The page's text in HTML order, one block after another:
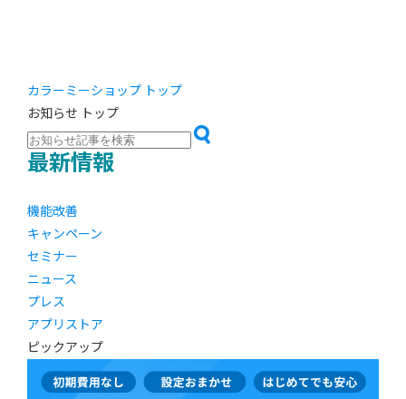
カラーミーショップ トップ
お知らせ トップ
最新情報
機能改善
キャンペーン
セミナー
ニュース
プレス
アプリストア
ピックアップ